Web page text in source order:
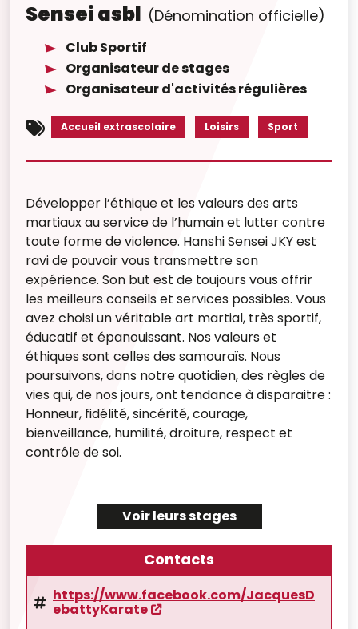
Sensei asbl (Dénomination officielle)
Club Sportif
Organisateur de stages
Organisateur d'activités régulières
Accueil extrascolaire Loisirs Sport
Développer l’éthique et les valeurs des arts
martiaux au service de l’humain et lutter contre
toute forme de violence. Hanshi Sensei JKY est
ravi de pouvoir vous transmettre son
expérience. Son but est de toujours vous offrir
les meilleurs conseils et services possibles. Vous
avez choisi un véritable art martial, très sportif,
éducatif et épanouissant. Nos valeurs et
éthiques sont celles des samouraïs. Nous
poursuivons, dans notre quotidien, des règles de
vies qui, de nos jours, ont tendance à disparaitre :
Honneur, fidélité, sincérité, courage,
bienveillance, humilité, droiture, respect et
contrôle de soi.
Voir leurs stages
Contacts
https://www.facebook.com/JacquesD
ebattyKarate